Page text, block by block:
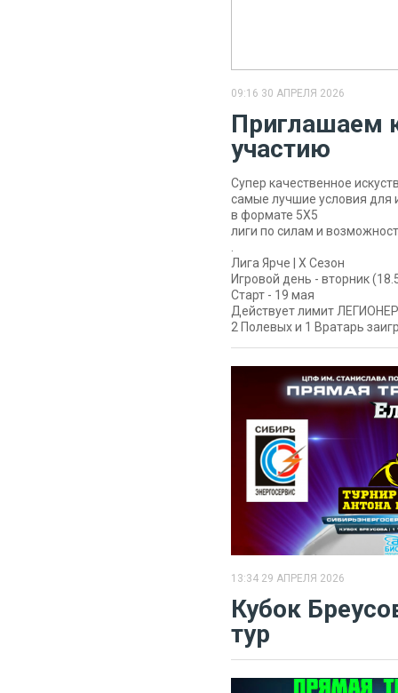
09:16 30 АПРЕЛЯ 2026
Приглашаем
участию
Супер качественное
самые лучшие условия для
в формате 5X5
лиги по силам и
Лига Ярче | X Сезон
Игровой день - вторник
Старт - 19 мая
Действует лимит
2 Полевых и 1 Вратарь
13:34 29 АПРЕЛЯ 2026
Кубок
тур